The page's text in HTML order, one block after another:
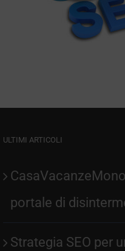
ULTIMI ARTICOLI
portale di
Strategia SEO per